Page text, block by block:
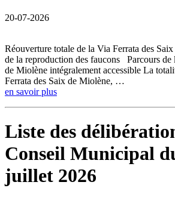
20-07-2026
Réouverture totale de la Via Ferrata des
de la reproduction des faucons Parcours de
de Miolène intégralement accessible La
Ferrata des Saix de Miolène, …
en savoir plus
Liste des
Conseil Municipal
juillet 2026